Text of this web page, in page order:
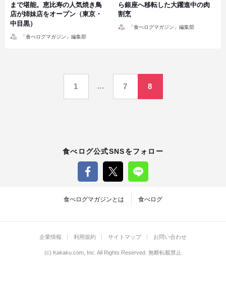
まで堪能。恵比寿の人気焼き鳥
店が姉妹店をオープン（東京・
中目黒）
「食べログマガジン」編集部
ら銀座へ移転した大躍進中の肉
割烹
「食べログマガジン」編集部
1 … 7 8
食べログ公式SNSをフォロー
食べログマガジンとは 食べログ
企業情報 利用規約 サイトマップ お問い合わせ
(c) Kakaku.com, Inc. All Rights Reserved. 無断転載禁止